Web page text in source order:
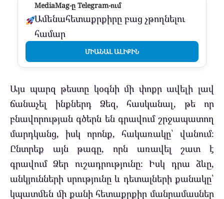
MediaMag-ը Telegram-ում
Ամենահետաքրքիրը բաց չթողնելու
համար
ՄԻԱՆԱԼ ԱԼԻՔԻՆ
Այս պարզ թեստը կօգնի մի փոքր ավելի լավ
ճանաչել ինքներդ Ձեզ, հասկանալ, թե որ
բնավորության գծերն են գրավում շրջապատող
մարդկանց, իսկ որոնք, հակառակը՝ վանում։
Ընտրեք այն թագը, որն առավել շատ է
գրավում Ձեր ուշադրությունը։ Իսկ դրա ձևը,
անկյունների սրությունը և դետալների քանակը՝
կպատմեն մի քանի հետաքրքիր մանրամասներ